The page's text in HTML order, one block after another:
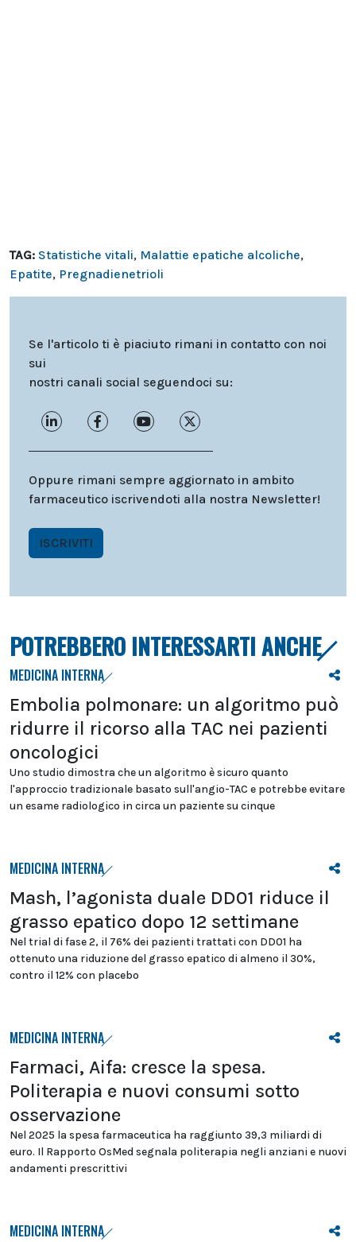
TAG: Statistiche vitali, Malattie epatiche alcoliche,
Epatite, Pregnadienetrioli
Se l'articolo ti è piaciuto rimani in contatto con noi
sui
nostri canali social seguendoci su:
Oppure rimani sempre aggiornato in ambito
farmaceutico iscrivendoti alla nostra Newsletter!
ISCRIVITI
POTREBBERO INTERESSARTI ANCHE
MEDICINA INTERNA
Embolia polmonare: un algoritmo può
ridurre il ricorso alla TAC nei pazienti
oncologici
Uno studio dimostra che un algoritmo è sicuro quanto
l'approccio tradizionale basato sull'angio-TAC e potrebbe evitare
un esame radiologico in circa un paziente su cinque
MEDICINA INTERNA
Mash, l’agonista duale DD01 riduce il
grasso epatico dopo 12 settimane
Nel trial di fase 2, il 76% dei pazienti trattati con DD01 ha
ottenuto una riduzione del grasso epatico di almeno il 30%,
contro il 12% con placebo
MEDICINA INTERNA
Farmaci, Aifa: cresce la spesa.
Politerapia e nuovi consumi sotto
osservazione
Nel 2025 la spesa farmaceutica ha raggiunto 39,3 miliardi di
euro. Il Rapporto OsMed segnala politerapia negli anziani e nuovi
andamenti prescrittivi
MEDICINA INTERNA